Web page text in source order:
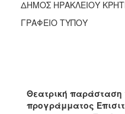
2013
ΔΗΜΟΣ ΗΡΑΚΛΕΙΟΥ
ΓΡΑΦΕΙΟ ΤΥΠΟΥ
Θεατρική παράσταση
προγράμματος